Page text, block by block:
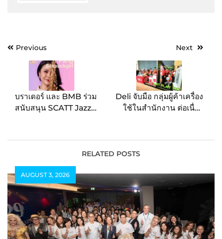
PostPrevious
บราเดอร์ และ BMB ร่วม
สนับสนุน SCATT Jazz
โอกาสเยาวชนไทยสู่เวทีแจ๊
Next
Deli จับมือ กลุ่มผู้ค้าเครื่อง
ใช้ในสำนักงาน ต่อเนื่อง
แนวคิด “Work Smart,
Play Fit” พร้อมเปิดตัว
RELATED POSTS
AUGUST 3, 2026